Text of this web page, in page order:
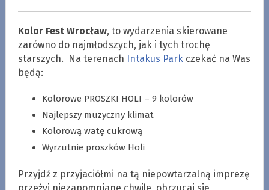
Kolor Fest Wrocław, to wydarzenia skierowane
zarówno do najmłodszych, jak i tych trochę
starszych. Na terenach Intakus Park czekać na Was
będą:
Kolorowe PROSZKI HOLI – 9 kolorów
Najlepszy muzyczny klimat
Kolorową watę cukrową
Wyrzutnie proszków Holi
Przyjdź z przyjaciółmi na tą niepowtarzalną imprezę
przeżyj niezapomniane chwile, obrzucaj się